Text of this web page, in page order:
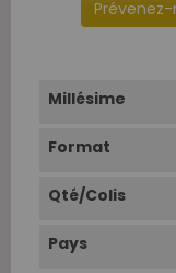
Millésime
Format
Qté/Colis
Pays